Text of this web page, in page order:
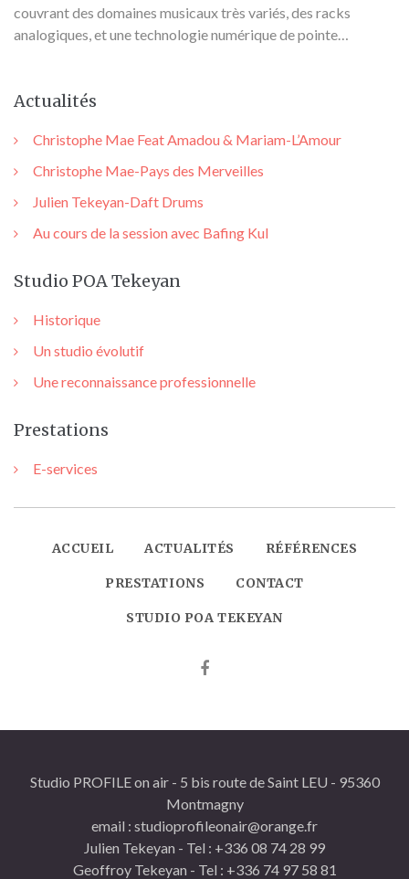
couvrant des domaines musicaux très variés, des racks
analogiques, et une technologie numérique de pointe…
Actualités
Christophe Mae Feat Amadou & Mariam-L’Amour
Christophe Mae-Pays des Merveilles
Julien Tekeyan-Daft Drums
Au cours de la session avec Bafing Kul
Studio POA Tekeyan
Historique
Un studio évolutif
Une reconnaissance professionnelle
Prestations
E-services
ACCUEIL ACTUALITÉS RÉFÉRENCES
PRESTATIONS CONTACT
STUDIO POA TEKEYAN
Studio PROFILE on air - 5 bis route de Saint LEU - 95360
Montmagny
email : studioprofileonair@orange.fr
Julien Tekeyan - Tel : +336 08 74 28 99
Geoffroy Tekeyan - Tel : +336 74 97 58 81